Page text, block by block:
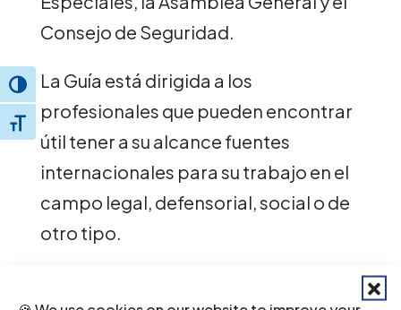
Toggle High Contrast
Toggle Font size
Consejo de Seguridad.
La Guía está dirigida a los
profesionales que pueden encontrar
útil tener a su alcance fuentes
internacionales para su trabajo en el
campo legal, defensorial, social o de
otro tipo.